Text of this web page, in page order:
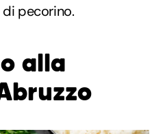
pecorino.
alla